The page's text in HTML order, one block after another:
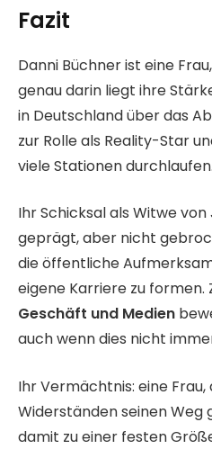
Fazit
Danni Büchner ist eine
genau darin liegt ihre
in Deutschland über das
zur Rolle als Reality-Star
viele Stationen durchlaufen.
Ihr Schicksal als Witwe
geprägt, aber nicht
die öffentliche
eigene Karriere zu formen.
Geschäft und Medien
auch wenn dies nicht
Ihr Vermächtnis: eine
Widerständen seinen Weg
damit zu einer festen